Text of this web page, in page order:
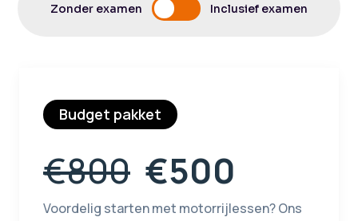
Zonder examen Inclusief examen
Budget pakket
€800 €500
Voordelig starten met motorrijlessen? Ons